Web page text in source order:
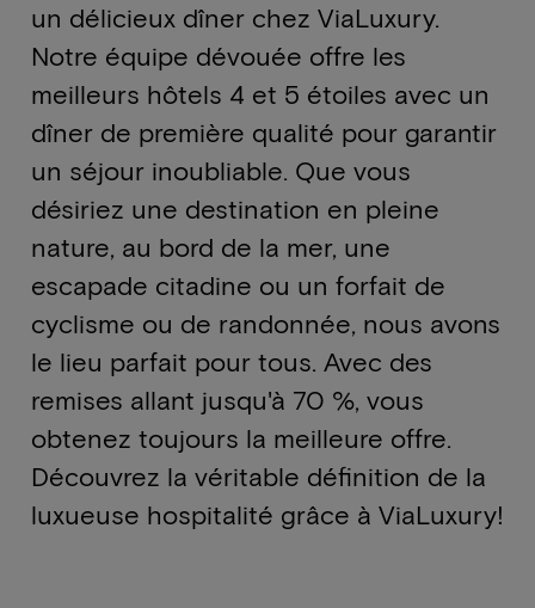
un délicieux dîner chez ViaLuxury.
Notre équipe dévouée offre les
meilleurs hôtels 4 et 5 étoiles avec un
dîner de première qualité pour garantir
un séjour inoubliable. Que vous
désiriez une destination en pleine
nature, au bord de la mer, une
escapade citadine ou un forfait de
cyclisme ou de randonnée, nous avons
le lieu parfait pour tous. Avec des
remises allant jusqu'à 70 %, vous
obtenez toujours la meilleure offre.
Découvrez la véritable définition de la
luxueuse hospitalité grâce à ViaLuxury!